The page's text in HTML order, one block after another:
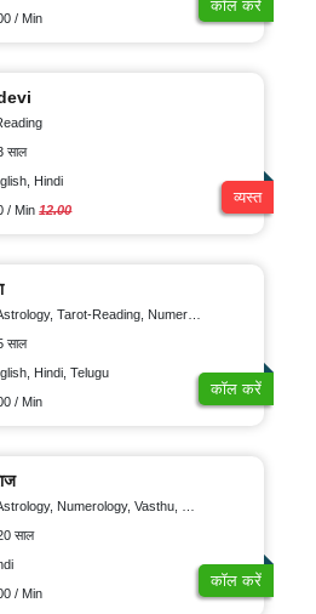
/ Min
कॉल करें
साल
Hindi
/ Min12.00
व्यस्त
Tarot-Reading, Numerology, Vasthu, Prashna-Kundali
साल
Hindi, Telugu
/ Min
कॉल करें
Numerology, Vasthu, Medical-Astrology
साल
/ Min
कॉल करें